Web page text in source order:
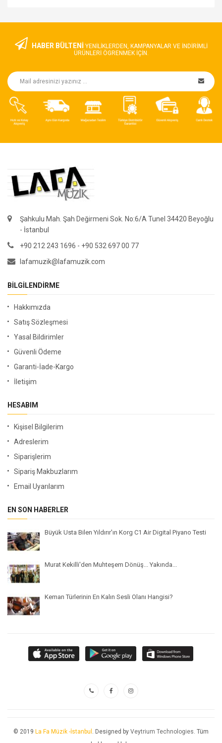
HABER BÜLTENİ YENILIKLERDEN, KAMPANYALAR VE INDIRIMLI
ÜRÜNLERI ÖGRENMEK IÇIN.
Şahkulu Mah. Şah Değirmeni Sok. No:6/A Tunel 34420 Beyoğlu
- İstanbul
+90 212 243 1696 - +90 532 697 00 77
lafamuzik@lafamuzik.com
BILGILENDIRME
Hakkımızda
Satış Sözleşmesi
Yasal Bildirimler
Güvenli Ödeme
Garanti-İade-Kargo
İletişim
HESABIM
Kişisel Bilgilerim
Adreslerim
Siparişlerim
Sipariş Makbuzlarım
Email Uyarılarım
EN SON HABERLER
Büyük Usta Bilen Yıldırır'ın Korg C1 Air Digital Piyano Testi
Murat Kekilli'den Muhteşem Dönüş... Yakında...
Keman Türlerinin En Kalın Sesli Olanı Hangisi?
© 2019 La Fa Müzik -İstanbul . Designed by Veytrium Technologies. Tüm